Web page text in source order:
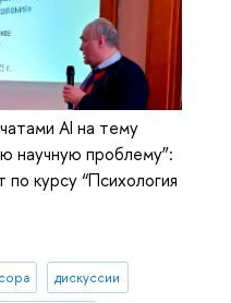
AI на тему
научную проблему”:
по курсу “Психология
дискуссии